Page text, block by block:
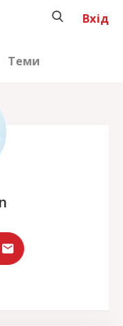
Теми
Вхід